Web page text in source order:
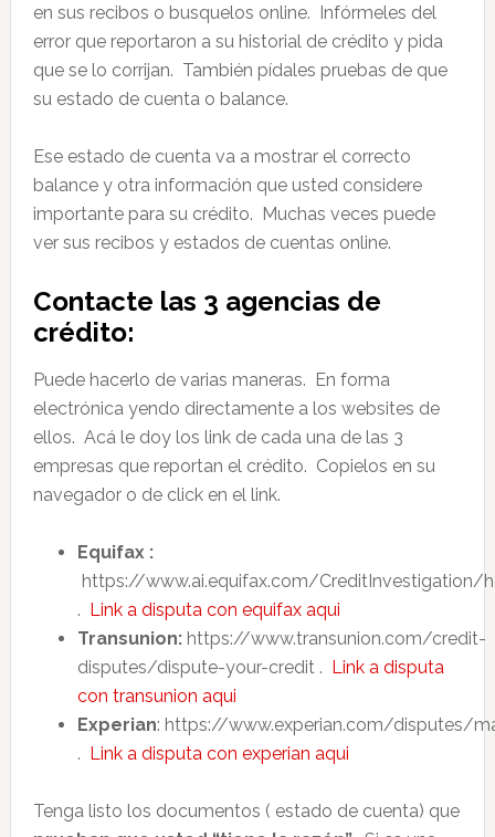
en sus recibos o busquelos online. Infórmeles del
error que reportaron a su historial de crédito y pida
que se lo corrijan. También pídales pruebas de que
su estado de cuenta o balance.
Ese estado de cuenta va a mostrar el correcto
balance y otra información que usted considere
importante para su crédito. Muchas veces puede
ver sus recibos y estados de cuentas online.
Contacte las 3 agencias de
crédito:
Puede hacerlo de varias maneras. En forma
electrónica yendo directamente a los websites de
ellos. Acá le doy los link de cada una de las 3
empresas que reportan el crédito. Copielos en su
navegador o de click en el link.
Equifax :
https://www.ai.equifax.com/CreditInvestigation/
. Link a disputa con equifax aqui
Transunion: https://www.transunion.com/credit-
disputes/dispute-your-credit . Link a disputa
con transunion aqui
Experian: https://www.experian.com/disputes/
. Link a disputa con experian aqui
Tenga listo los documentos ( estado de cuenta) que